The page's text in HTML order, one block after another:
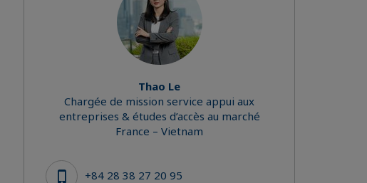
Thao Le
Chargée de mission service appui aux
entreprises & études d’accès au marché
France – Vietnam
+84 28 38 27 20 95